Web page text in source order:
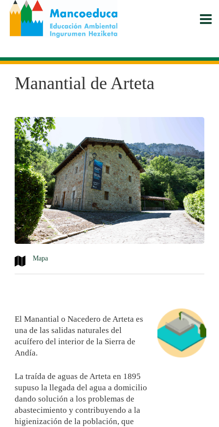
Pasar
contenido
principal
Manantial de Arteta
Mapa
El Manantial o Nacedero de Arteta es
una de las salidas naturales del
acuífero del interior de la Sierra de
Andía.
La traída de aguas de Arteta en 1895
supuso la llegada del agua a domicilio
dando solución a los problemas de
abastecimiento y contribuyendo a la
higienización de la población, que